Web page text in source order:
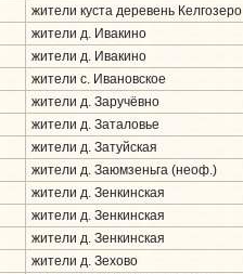
жители куста деревень Келгозеро
жители д. Ивакино
жители д. Ивакино
жители с. Ивановское
жители д. Заручёвно
жители д. Заталовье
жители д. Затуйская
жители д. Заюмзеньга (неоф.)
жители д. Зенкинская
жители д. Зенкинская
жители д. Зенкинская
жители д. Зехово